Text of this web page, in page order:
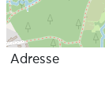
Adresse